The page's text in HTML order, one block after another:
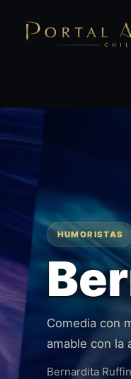
HUMORISTAS
Comedia con
amable con la
Bernardita